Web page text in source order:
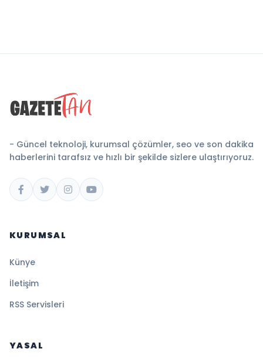
- Güncel teknoloji, kurumsal çözümler, seo ve son dakika
haberlerini tarafsız ve hızlı bir şekilde sizlere ulaştırıyoruz.
KURUMSAL
Künye
İletişim
RSS Servisleri
YASAL